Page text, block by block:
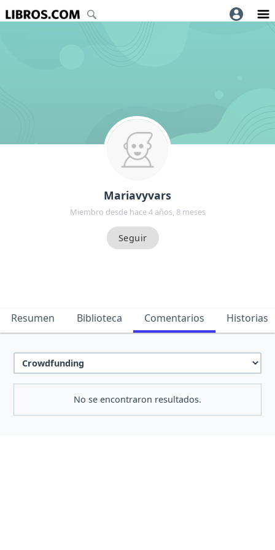
Mariavyvars
Miembro desde hace 4 años, 8 meses
Resumen Biblioteca Comentarios Historias
No se encontraron resultados.